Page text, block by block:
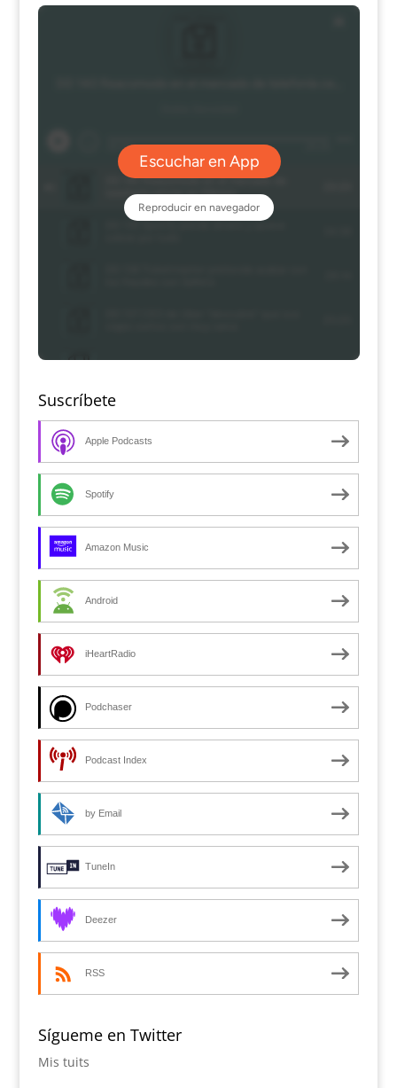
Suscríbete
Apple Podcasts
Spotify
Amazon Music
Android
iHeartRadio
Podchaser
Podcast Index
by Email
TuneIn
Deezer
RSS
Sígueme en Twitter
Mis tuits